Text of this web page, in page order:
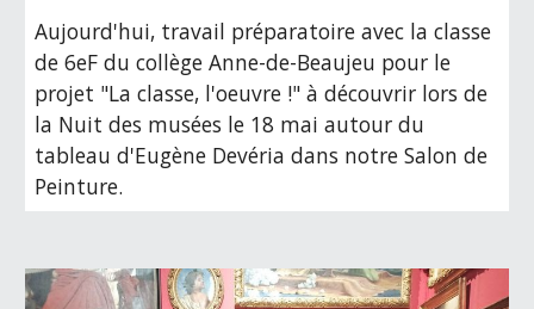
Aujourd'hui, travail préparatoire avec la classe
de 6eF du collège Anne-de-Beaujeu pour le
projet "La classe, l'oeuvre !" à découvrir lors de
la Nuit des musées le 18 mai autour du
tableau d'Eugène Devéria dans notre Salon de
Peinture.